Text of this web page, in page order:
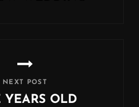
NEXT POST
YEARS OLD